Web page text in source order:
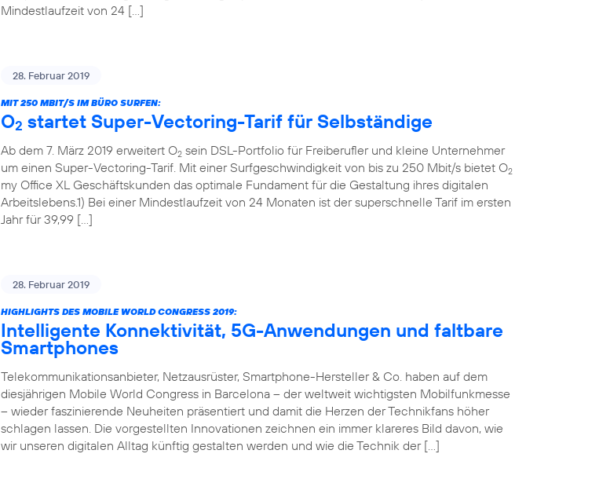
Mindestlaufzeit von 24 […]
28. Februar 2019
MIT 250 MBIT/S IM BÜRO SURFEN:
O2 startet Super-Vectoring-Tarif für Selbständige
Ab dem 7. März 2019 erweitert O2 sein DSL-Portfolio für Freiberufler und kleine Unternehmer
um einen Super-Vectoring-Tarif. Mit einer Surfgeschwindigkeit von bis zu 250 Mbit/s bietet O2
my Office XL Geschäftskunden das optimale Fundament für die Gestaltung ihres digitalen
Arbeitslebens.1) Bei einer Mindestlaufzeit von 24 Monaten ist der superschnelle Tarif im ersten
Jahr für 39,99 […]
28. Februar 2019
HIGHLIGHTS DES MOBILE WORLD CONGRESS 2019:
Intelligente Konnektivität, 5G-Anwendungen und faltbare
Smartphones
Telekommunikationsanbieter, Netzausrüster, Smartphone-Hersteller & Co. haben auf dem
diesjährigen Mobile World Congress in Barcelona – der weltweit wichtigsten Mobilfunkmesse
– wieder faszinierende Neuheiten präsentiert und damit die Herzen der Technikfans höher
schlagen lassen. Die vorgestellten Innovationen zeichnen ein immer klareres Bild davon, wie
wir unseren digitalen Alltag künftig gestalten werden und wie die Technik der […]